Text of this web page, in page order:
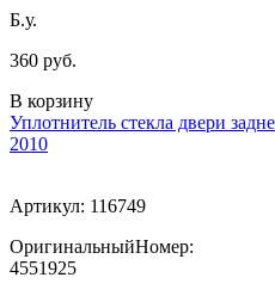
Б.у.
360 руб.
В корзину
Уплотнитель стекла двери
2010
Артикул: 116749
ОригинальныйНомер:
4551925